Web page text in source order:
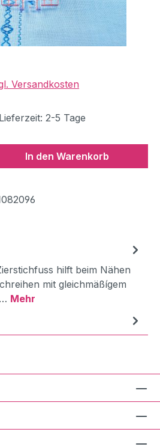
Versandkosten
2-5 Tage
Gib den
In den Warenkorb
hilft beim Nähen
mit gleichmäßígem
Mehr